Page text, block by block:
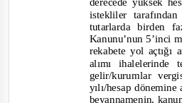
istekliler
tutarlarda birden
Kanunu’nun 5’inci
rekabete yol açtığı
alımı
gelir/kurumlar
yılı/hesap
beyannamenin,